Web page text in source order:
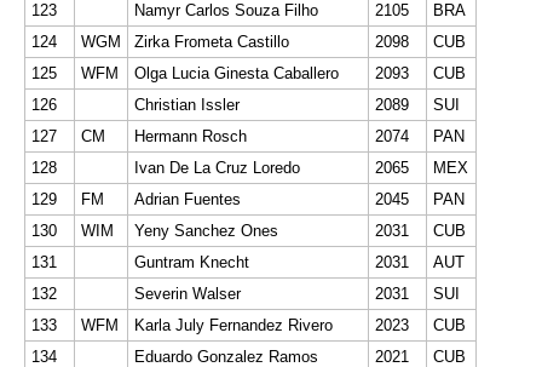
123
Namyr Carlos Souza Filho 2105
BRA
124
WGM Zirka Frometa Castillo 2098
CUB
125
WFM Olga Lucia Ginesta Caballero 2093
CUB
126
Christian Issler 2089
SUI
127
CM Hermann Rosch 2074
PAN
128
Ivan De La Cruz Loredo 2065
MEX
129
FM Adrian Fuentes 2045
PAN
130
WIM Yeny Sanchez Ones 2031
CUB
131
Guntram Knecht 2031
AUT
132
Severin Walser 2031
SUI
133
WFM Karla July Fernandez Rivero 2023
CUB
134
Eduardo Gonzalez Ramos 2021
CUB